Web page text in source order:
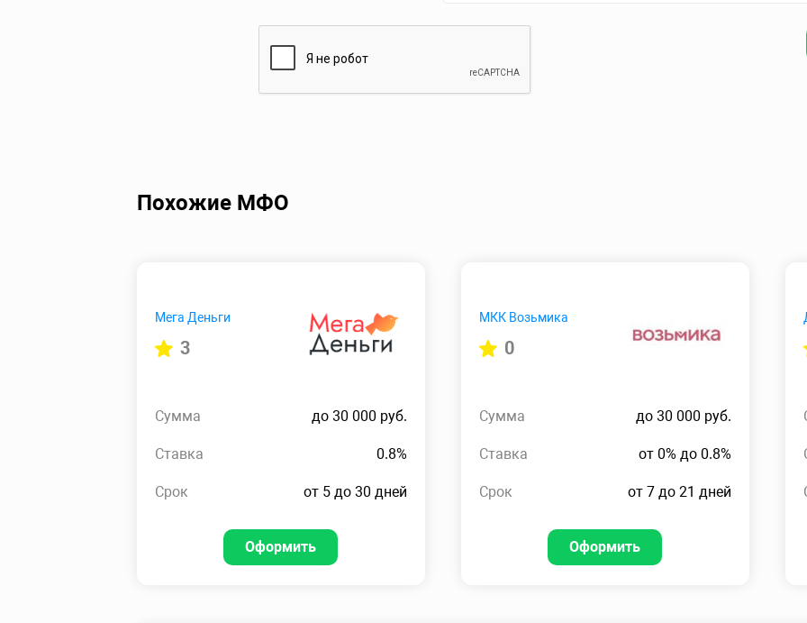
Похожие МФО
Мега Деньги
3
Сумма до 30 000 руб.
Ставка 0.8%
Срок от 5 до 30 дней
Оформить
МКК Возьмика
0
Сумма до 30 000 руб.
Ставка от 0% до 0.8%
Срок от 7 до 21 дней
Оформить